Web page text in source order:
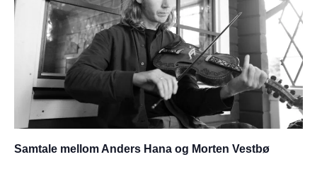
Samtale mellom Anders Hana og Morten Vestbø